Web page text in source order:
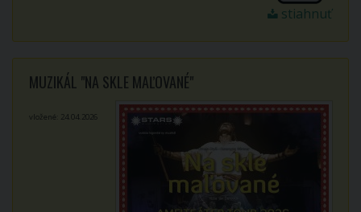
stiahnuť
MUZIKÁL "NA SKLE MAĽOVANÉ"
vložené: 24.04.2026